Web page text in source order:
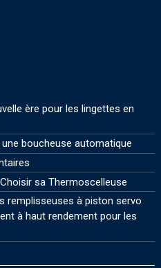
ère pour les lingettes en
boucheuse automatique
sa Thermoscelleuse
remplisseuses à piston servo
à haut rendement pour les